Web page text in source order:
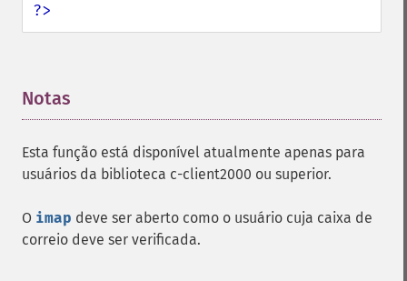
?>
Notas
Esta função está disponível atualmente apenas para
usuários da biblioteca c-client2000 ou superior.
O imap deve ser aberto como o usuário cuja caixa de
correio deve ser verificada.